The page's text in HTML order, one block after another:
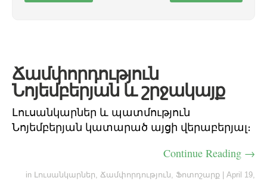
Ճամփորդություն
Նոյեմբերյան և շրջակայք
Լուսանկարներ և պատմություն
Նոյեմբերյան կատարած այցի վերաբերյալ։
Continue Reading →
in Լուսանկարներ, Ճամփորդություն, Ֆոտոշարք
April 19,